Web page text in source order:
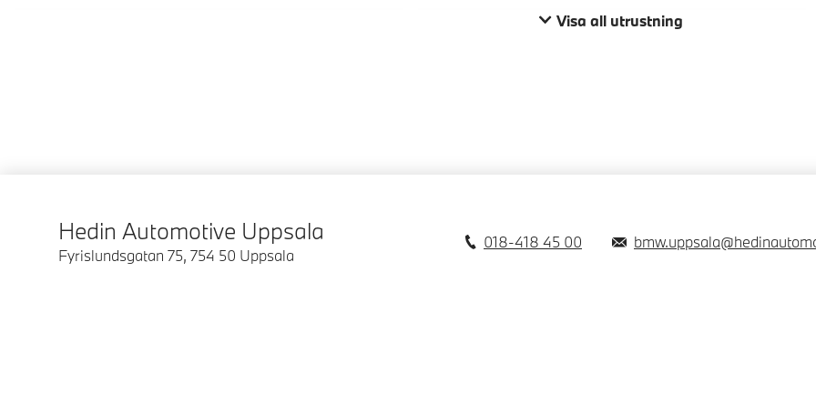
Visa all utrustning
Hedin Automotive Uppsala
Fyrislundsgatan 75, 754 50 Uppsala
018-418 45 00